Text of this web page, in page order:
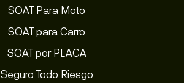
SOAT Para Moto
SOAT para Carro
SOAT por PLACA
Seguro Todo Riesgo